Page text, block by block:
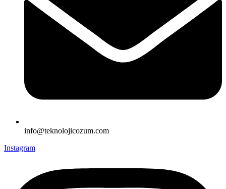
info@teknolojicozum.com
Instagram